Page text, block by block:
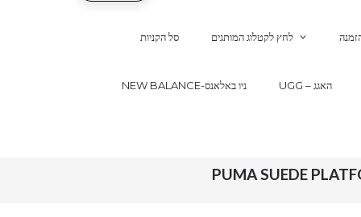
סל הקניות לחץ לקטלוג המותגים
NEW BALANCE-ניו באלאנס UGG – האגג